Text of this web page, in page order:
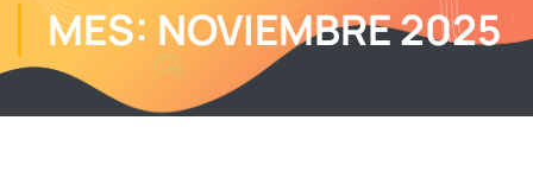
MES: NOVIEMBRE 2025